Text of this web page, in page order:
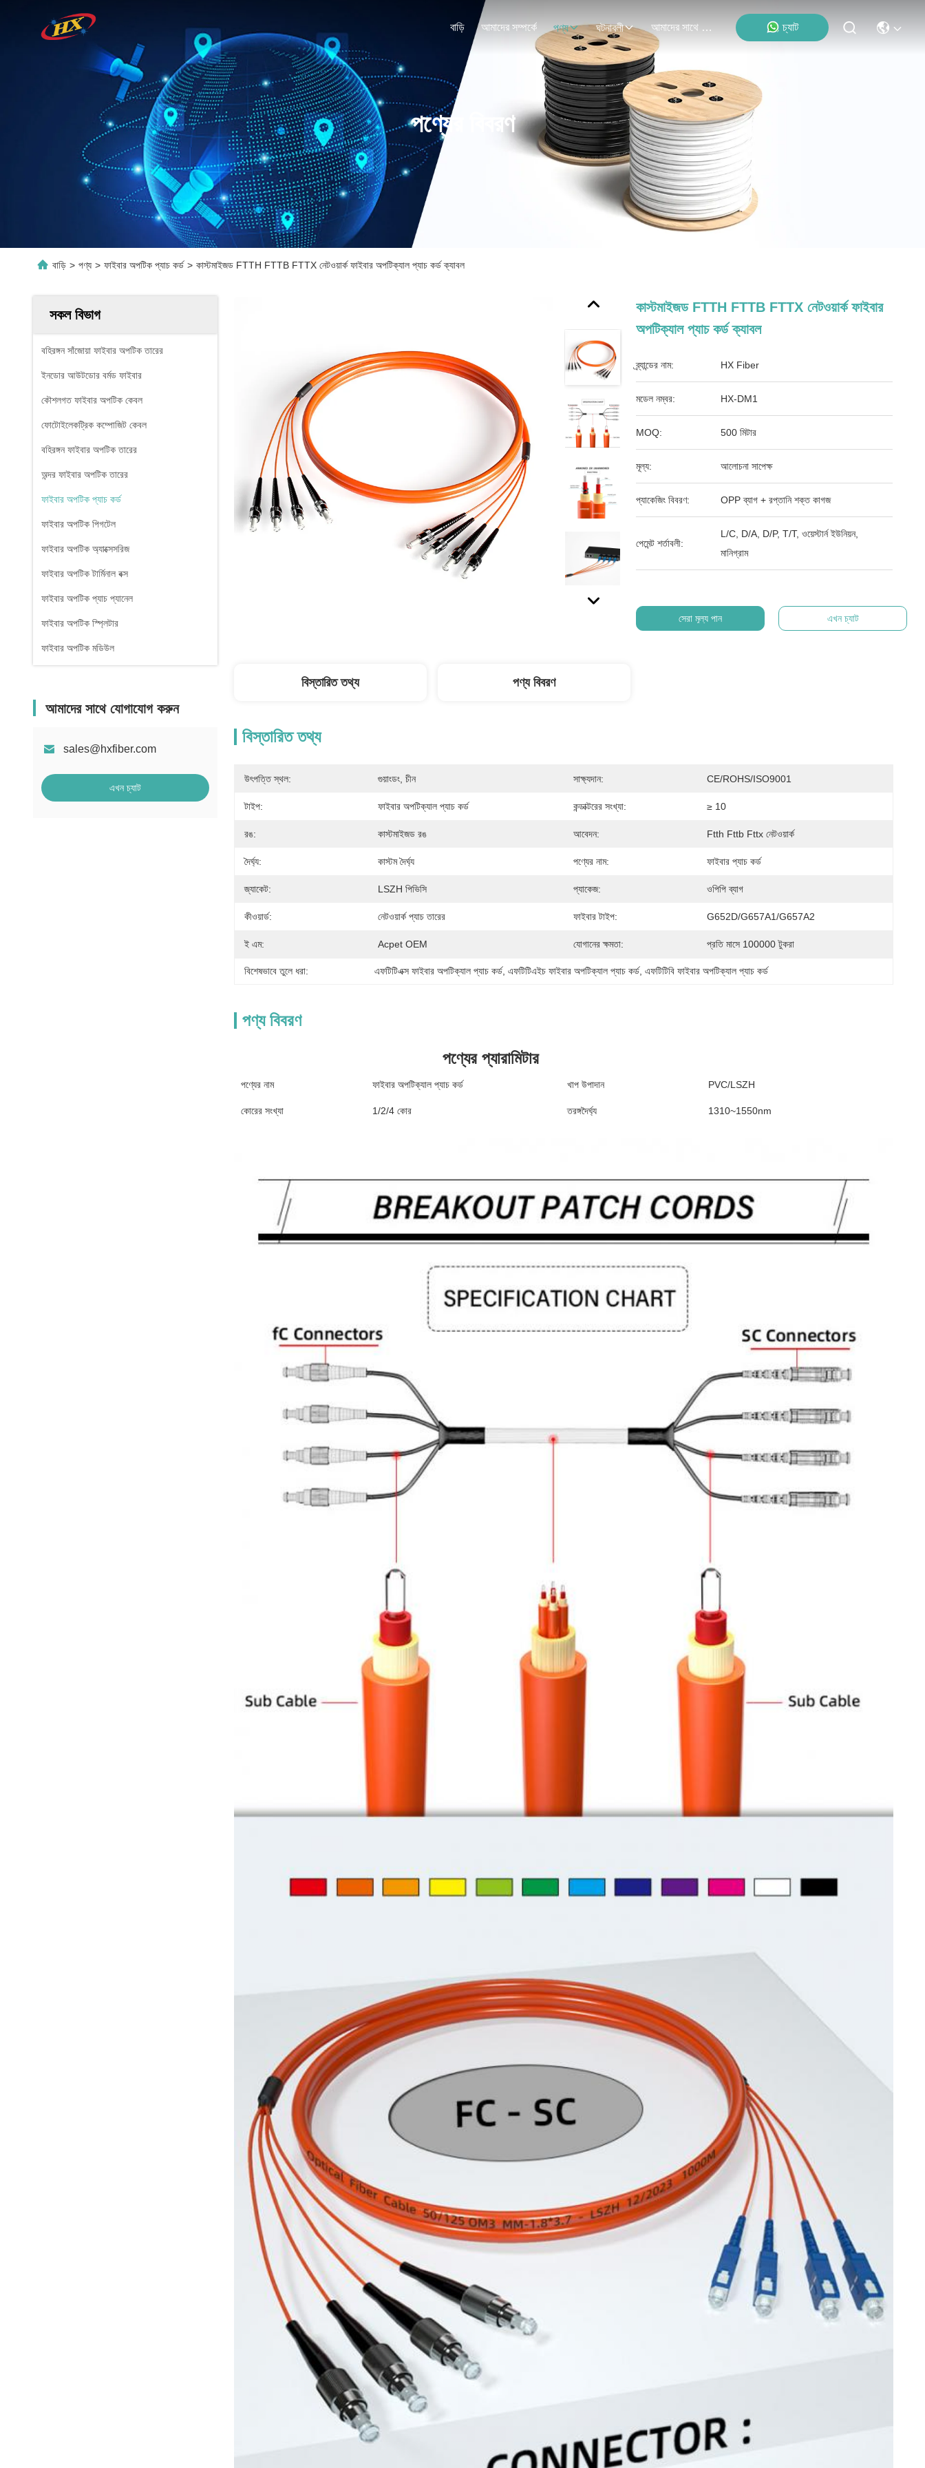
বাড়ি আমাদের সম্পর্কে পণ্য ঘটনাবলী আমাদের সাথে যোগাযোগ করুন চ্যাট
পণ্যের বিবরণ
বাড়ি > পণ্য > ফাইবার অপটিক প্যাচ কর্ড > কাস্টমাইজড FTTH FTTB FTTX নেটওয়ার্ক ফাইবার অপটিক্যাল প্যাচ কর্ড ক্যাবল
সকল বিভাগ
বহিরঙ্গন সাঁজোয়া ফাইবার অপটিক তারের
ইনডোর আউটডোর বর্মড ফাইবার
কৌশলগত ফাইবার অপটিক কেবল
ফোটোইলেকট্রিক কম্পোজিট কেবল
বহিরঙ্গন ফাইবার অপটিক তারের
অন্দর ফাইবার অপটিক তারের
ফাইবার অপটিক প্যাচ কর্ড
ফাইবার অপটিক পিগটেল
ফাইবার অপটিক অ্যাক্সেসরিজ
ফাইবার অপটিক টার্মিনাল বক্স
ফাইবার অপটিক প্যাচ প্যানেল
ফাইবার অপটিক স্প্লিটার
ফাইবার অপটিক মডিউল
আমাদের সাথে যোগাযোগ করুন
sales@hxfiber.com
এখন চ্যাট
কাস্টমাইজড FTTH FTTB FTTX নেটওয়ার্ক ফাইবার
অপটিক্যাল প্যাচ কর্ড ক্যাবল
ব্র্যান্ডের নাম: HX Fiber
মডেল নম্বর: HX-DM1
MOQ: 500 মিটার
মূল্য: আলোচনা সাপেক্ষ
প্যাকেজিং বিবরণ: OPP ব্যাগ + রপ্তানি শক্ত কাগজ
পেমেন্ট শর্তাবলী:
L/C, D/A, D/P, T/T, ওয়েস্টার্ন ইউনিয়ন,
মানিগ্রাম
সেরা মূল্য পান এখন চ্যাট
বিস্তারিত তথ্য পণ্য বিবরণ
বিস্তারিত তথ্য
উৎপত্তি স্থল: গুয়াংডং, চীন সাক্ষ্যদান: CE/ROHS/ISO9001
টাইপ: ফাইবার অপটিক্যাল প্যাচ কর্ড কন্ডাক্টরের সংখ্যা: ≥ 10
রঙ: কাস্টমাইজড রঙ আবেদন: Ftth Fttb Fttx নেটওয়ার্ক
দৈর্ঘ্য: কাস্টম দৈর্ঘ্য পণ্যের নাম: ফাইবার প্যাচ কর্ড
জ্যাকেট: LSZH পিভিসি প্যাকেজ: ওপিপি ব্যাগ
কীওয়ার্ড: নেটওয়ার্ক প্যাচ তারের ফাইবার টাইপ: G652D/G657A1/G657A2
ই এম: Acpet OEM যোগানের ক্ষমতা: প্রতি মাসে 100000 টুকরা
বিশেষভাবে তুলে ধরা: এফটিটিএক্স ফাইবার অপটিক্যাল প্যাচ কর্ড, এফটিটিএইচ ফাইবার অপটিক্যাল প্যাচ কর্ড, এফটিটিবি ফাইবার অপটিক্যাল প্যাচ কর্ড
পণ্য বিবরণ
পণ্যের প্যারামিটার
পণ্যের নাম ফাইবার অপটিক্যাল প্যাচ কর্ড খাপ উপাদান PVC/LSZH
কোরের সংখ্যা 1/2/4 কোর তরঙ্গদৈর্ঘ্য 1310~1550nm